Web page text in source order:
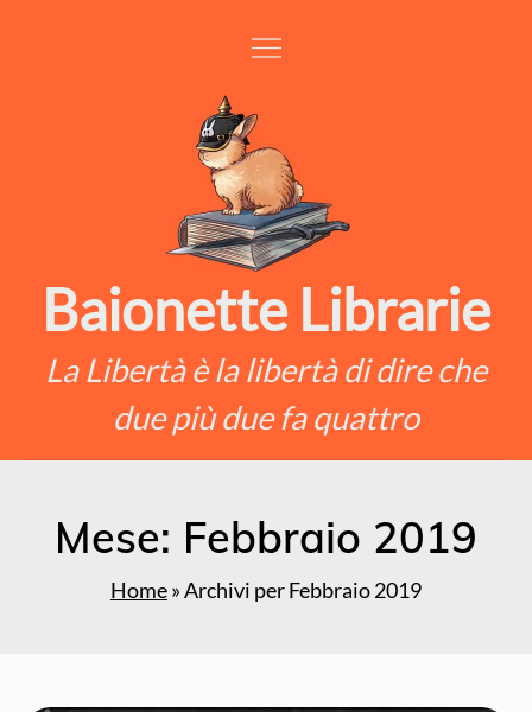
Baionette Librarie
La Libertà è la libertà di dire che
due più due fa quattro
Mese: Febbraio 2019
Home»Archivi per Febbraio 2019